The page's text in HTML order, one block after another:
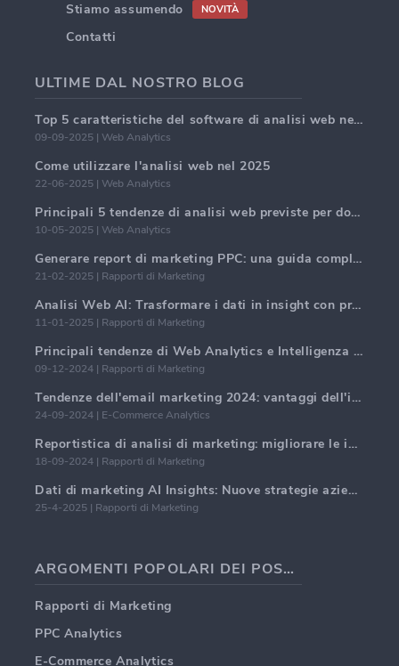
Stiamo assumendo
NOVITÀ
Contatti
ULTIME DAL NOSTRO BLOG
Top 5 caratteristiche del software di analisi web nel 2025
09-09-2025 | Web Analytics
Come utilizzare l'analisi web nel 2025
22-06-2025 | Web Analytics
Principali 5 tendenze di analisi web previste per dominare nel 2025
10-05-2025 | Web Analytics
Generare report di marketing PPC: una guida completa
21-02-2025 | Rapporti di Marketing
Analisi Web AI: Trasformare i dati in insight con precisione
11-01-2025 | Rapporti di Marketing
Principali tendenze di Web Analytics e Intelligenza Artificiale nel 2024
09-12-2024 | Rapporti di Marketing
Tendenze dell'email marketing 2024: vantaggi dell'iper-personalizzazione
24-09-2024 | E-Commerce Analytics
Reportistica di analisi di marketing: migliorare le intuizioni aziendali
18-09-2024 | Rapporti di Marketing
Dati di marketing AI Insights: Nuove strategie aziendali per il 2024
25-4-2025 | Rapporti di Marketing
ARGOMENTI POPOLARI DEI POST DEI BLOG
Rapporti di Marketing
PPC Analytics
E-Commerce Analytics